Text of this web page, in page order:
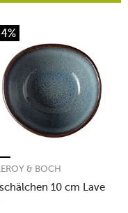
10 cm Lave
& BOCH